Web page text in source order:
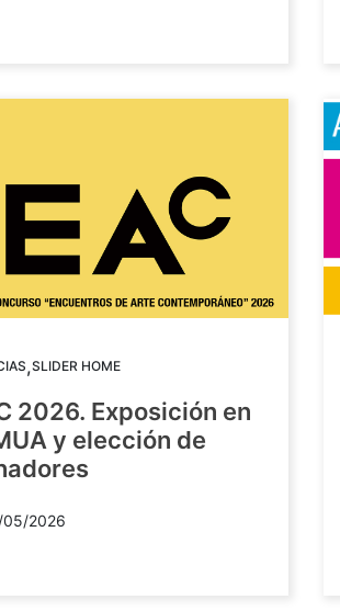
,SLIDER HOME
2026. Exposición en
y elección de
05/2026